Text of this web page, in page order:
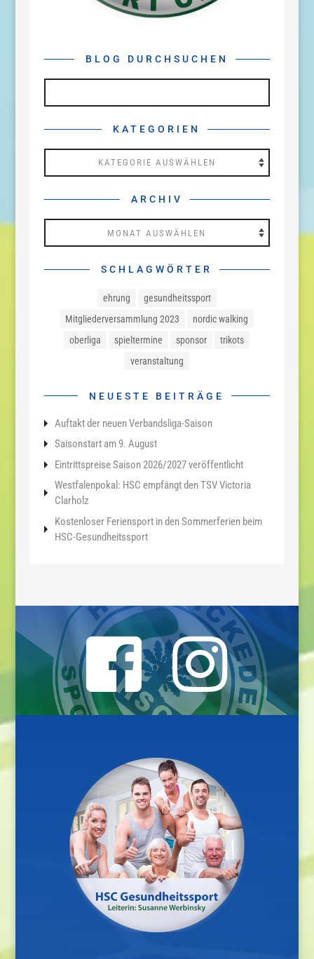
BLOG DURCHSUCHEN
KATEGORIEN
ARCHIV
SCHLAGWÖRTER
ehrung
gesundheitssport
Mitgliederversammlung 2023
nordic walking
oberliga
spieltermine sponsor
trikots
veranstaltung
NEUESTE BEITRÄGE
Auftakt der neuen Verbandsliga-Saison
Saisonstart am 9. August
Eintrittspreise Saison 2026/2027 veröffentlicht
Westfalenpokal: HSC empfängt den TSV Victoria
Clarholz
Kostenloser Feriensport in den Sommerferien beim
HSC-Gesundheitssport